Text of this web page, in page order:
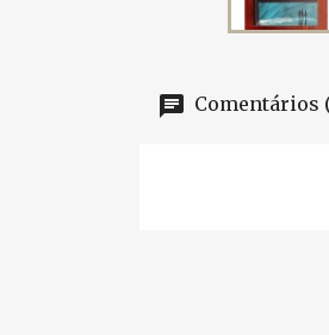
Comentários